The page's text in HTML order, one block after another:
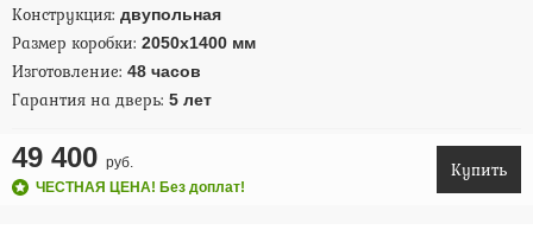
Конструкция: двупольная
Размер коробки: 2050х1400 мм
Изготовление: 48 часов
Гарантия на дверь: 5 лет
49 400 руб.
ЧЕСТНАЯ ЦЕНА! Без доплат!
Купить